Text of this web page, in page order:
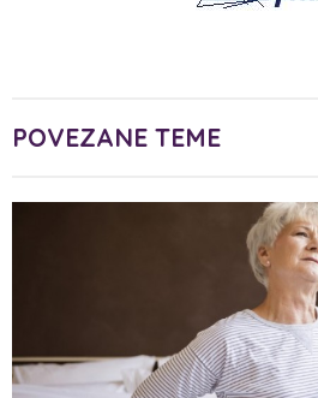
POVEZANE TEME